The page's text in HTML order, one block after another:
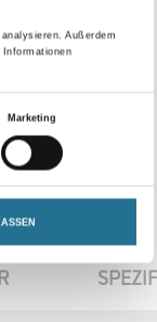
Außerdem
Marketing